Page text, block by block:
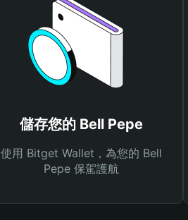
儲存您的 Bell Pepe
使用 Bitget Wallet，為您的 Bell
Pepe 保駕護航